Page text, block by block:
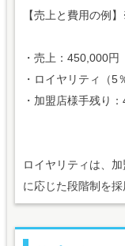
【売上と費用の例
・売上：450,000円
・ロイヤリティ（
・加盟店様手残り
ロイヤリティは、
に応じた段階制を採